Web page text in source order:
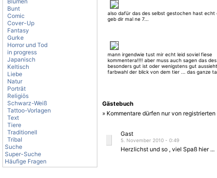
Bunt
Comic
Cover-Up
Fantasy
Gurke
Horror und Tod
in progress
Japanisch
Keltisch
Liebe
Natur
Porträt
Religiös
Schwarz-Weiß
Tattoo-Vorlagen
Text
Tiere
Traditionell
Tribal
Suche
Super-Suche
Häufige Fragen
also dafür das des selbst gestochen hast echt
geb dir mal ne 7...
mann irgendwie tust mir echt leid soviel fiese
kommentera!!!! aber muss auch sagen das
besonders gut ist oder wenigstens gut
farbwahl der blick von dem tier ... das ganze
Gästebuch
» Kommentare dürfen nur von
Gast
5. November 2010 - 0:49
Herzlichst und so , viel Spaß hier ...